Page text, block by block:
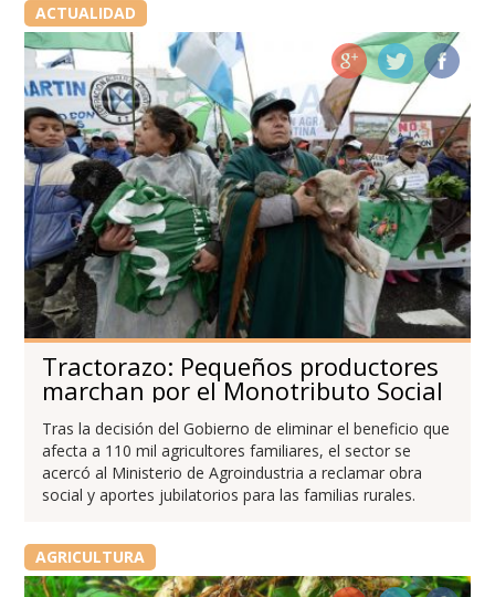
ACTUALIDAD
Tractorazo: Pequeños productores
marchan por el Monotributo Social
Tras la decisión del Gobierno de eliminar el beneficio que
afecta a 110 mil agricultores familiares, el sector se
acercó al Ministerio de Agroindustria a reclamar obra
social y aportes jubilatorios para las familias rurales.
AGRICULTURA